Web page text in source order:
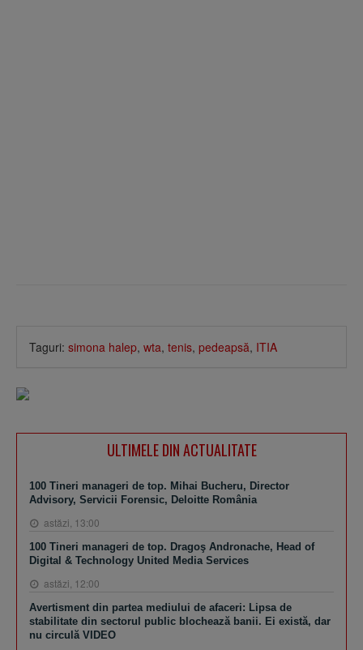
Taguri: simona halep, wta, tenis, pedeapsă, ITIA
ULTIMELE DIN ACTUALITATE
100 Tineri manageri de top. Mihai Bucheru, Director
Advisory, Servicii Forensic, Deloitte România
astăzi, 13:00
100 Tineri manageri de top. Dragoş Andronache, Head of
Digital & Technology United Media Services
astăzi, 12:00
Avertisment din partea mediului de afaceri: Lipsa de
stabilitate din sectorul public blochează banii. Ei există, dar
nu circulă VIDEO